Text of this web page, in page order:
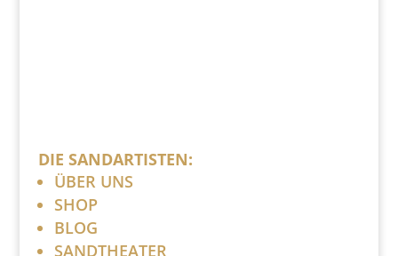
DIE SANDARTISTEN:
ÜBER UNS
SHOP
BLOG
SANDTHEATER